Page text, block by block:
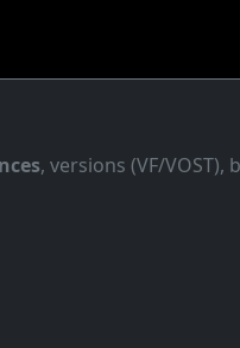
, versions (VF/